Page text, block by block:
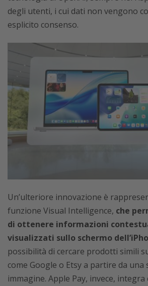
degli utenti, i cui dati non vengono
esplicito consenso.
Un’ulteriore innovazione è
funzione Visual Intelligence, che
di ottenere informazioni
visualizzati sullo schermo
possibilità di cercare prodotti simili
come Google o Etsy a partire da una
immagine. Apple Pay, invece,